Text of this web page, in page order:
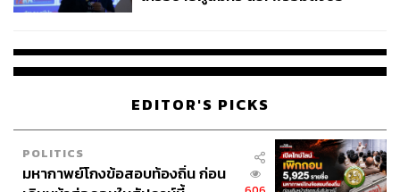
EDITOR'S PICKS
POLITICS
มหากาพย์โกงข้อสอบท้องถิ่น ก่อน